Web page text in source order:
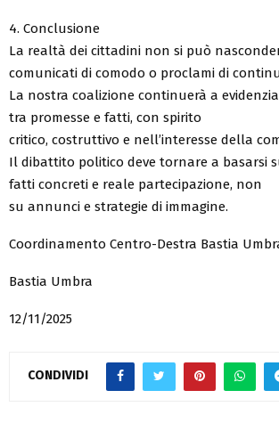
4. Conclusione
La realtà dei cittadini non si può
comunicati di comodo o proclami di
La nostra coalizione continuerà a
tra promesse e fatti, con spirito
critico, costruttivo e nell’interesse della
Il dibattito politico deve tornare a basarsi
fatti concreti e reale partecipazione, non
su annunci e strategie di immagine.
Coordinamento Centro-Destra Bastia
Bastia Umbra
12/11/2025
CONDIVIDI